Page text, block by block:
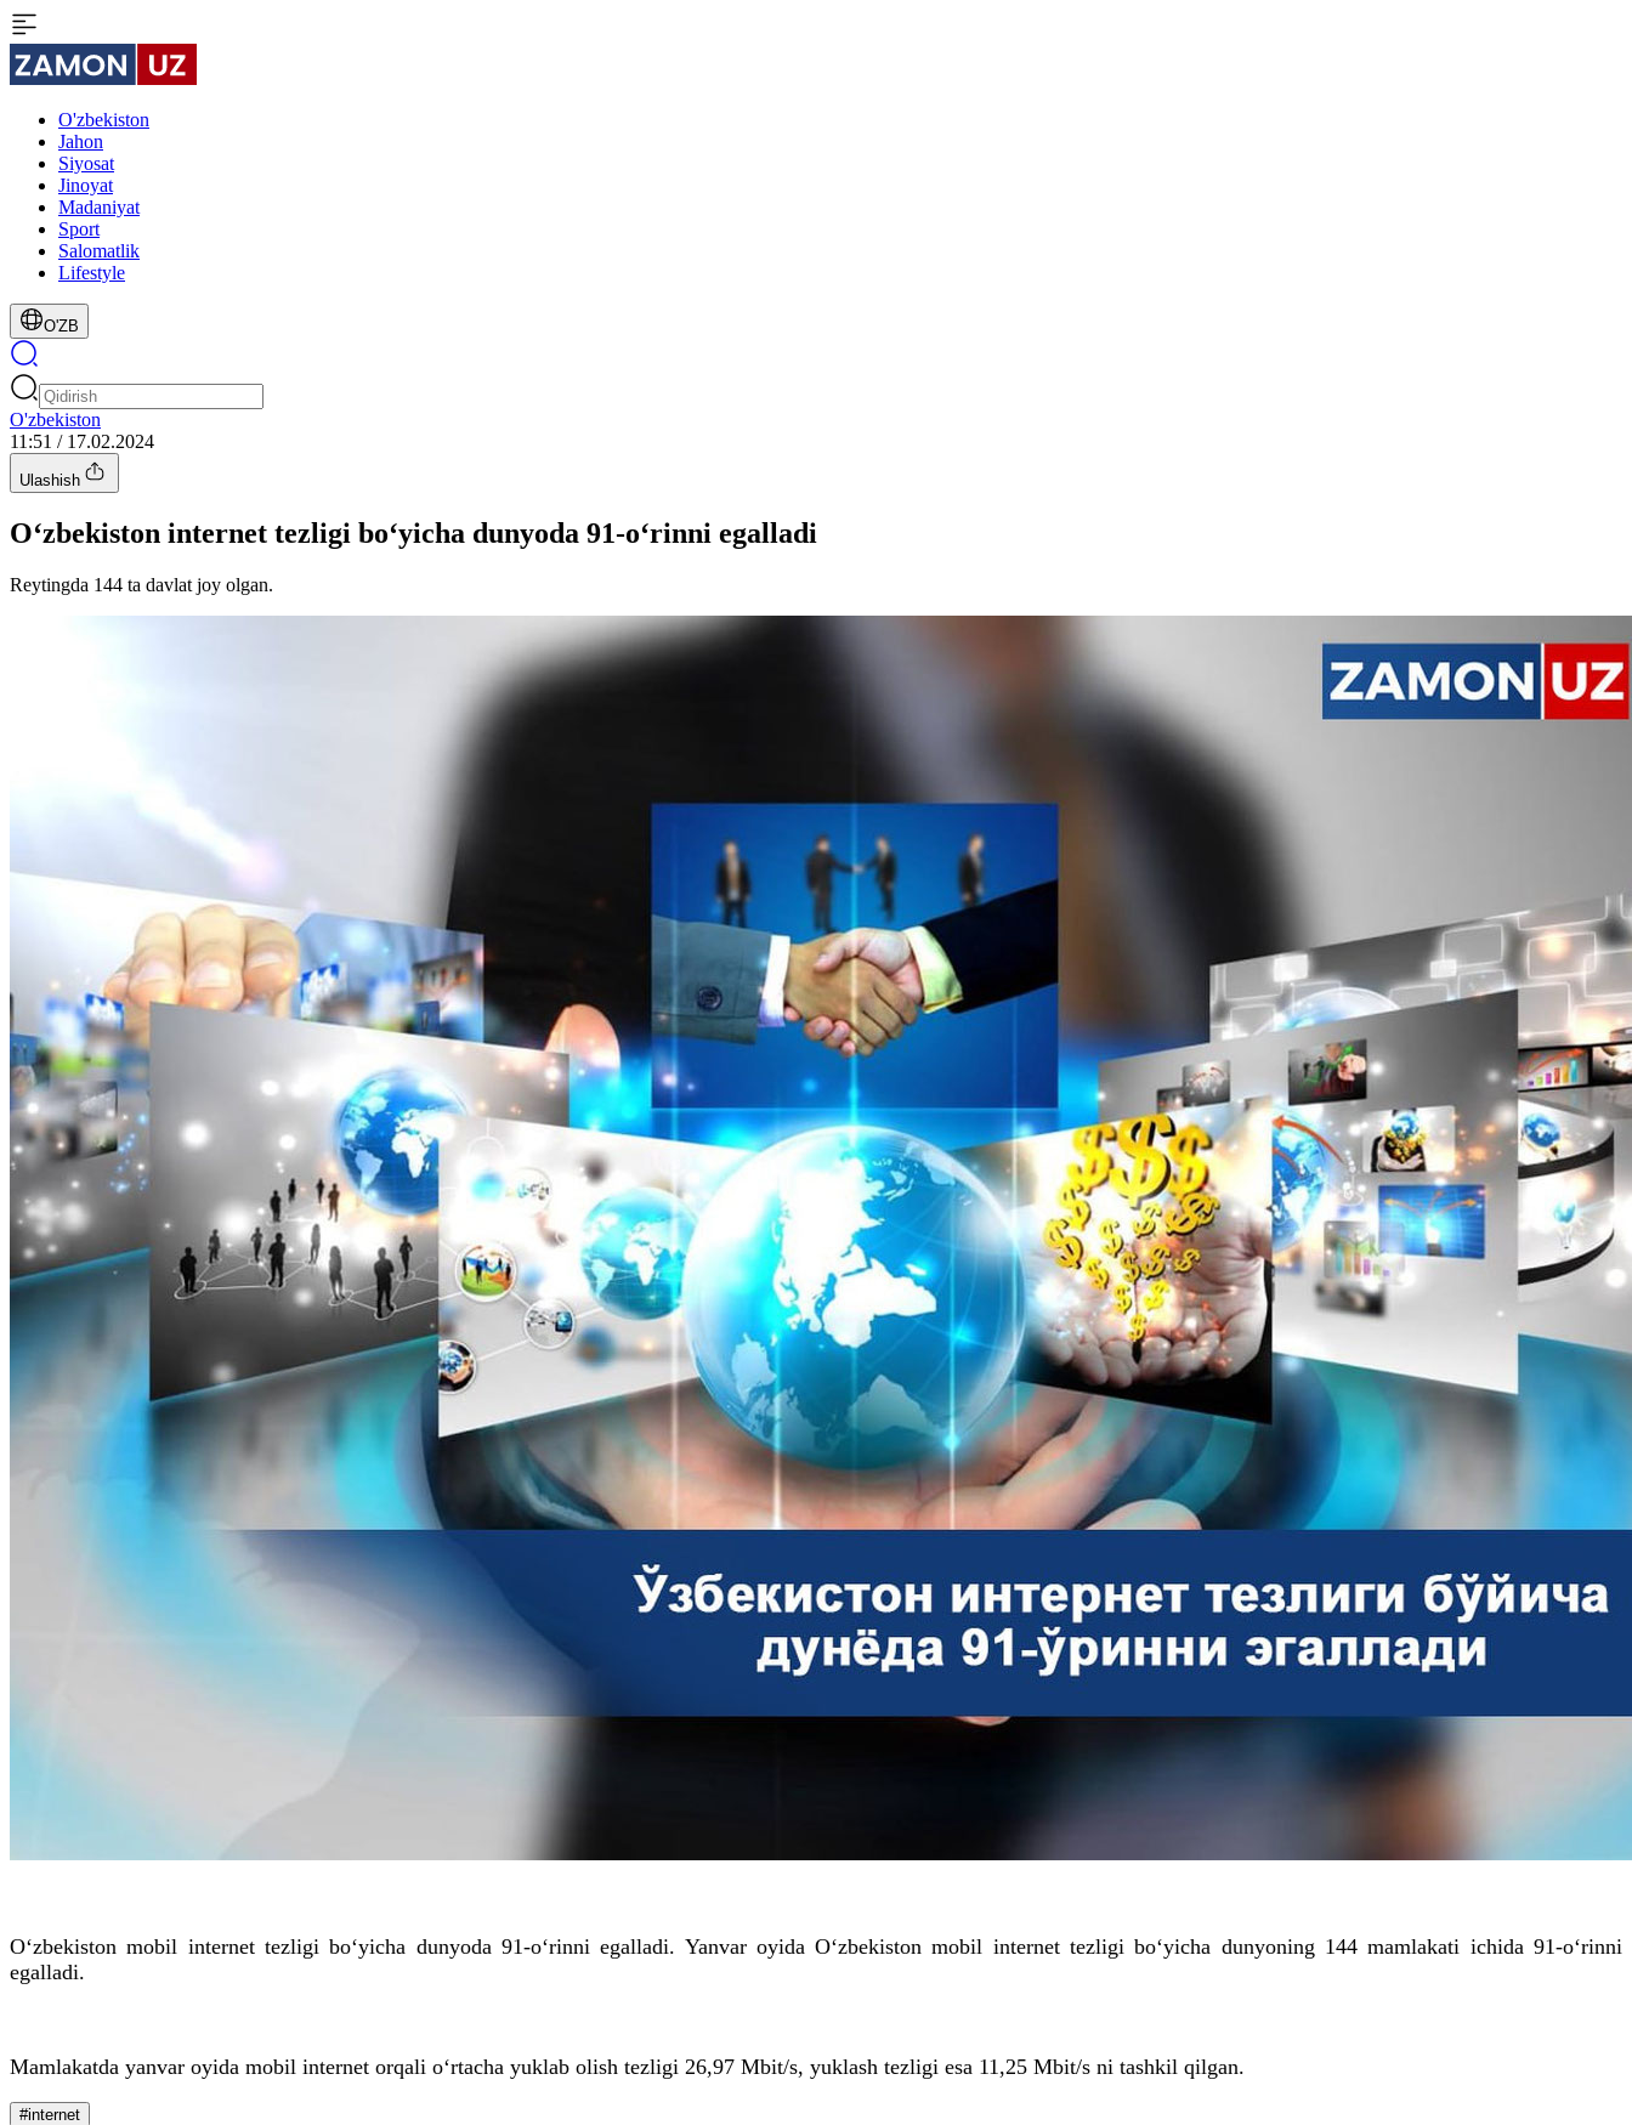
O'zbekiston
Jahon
Siyosat
Jinoyat
Madaniyat
Sport
Salomatlik
Lifestyle
O'ZB
O'zbekiston
11:51 / 17.02.2024
Ulashish
O‘zbekiston internet tezligi bo‘yicha dunyoda 91-o‘rinni egalladi
Reytingda 144 ta davlat joy olgan.
O‘zbekiston mobil internet tezligi bo‘yicha dunyoda 91-o‘rinni egalladi. Yanvar oyida O‘zbekiston mobil internet tezligi bo‘yicha dunyoning 144 mamlakati ichida 91-o‘rinni
egalladi.
Mamlakatda yanvar oyida mobil internet orqali o‘rtacha yuklab olish tezligi 26,97 Mbit/s, yuklash tezligi esa 11,25 Mbit/s ni tashkil qilgan.
#internet